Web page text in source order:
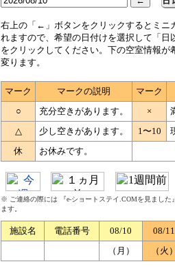
右上の「←」ボタンをクリックするとミニ
れますので、希望の日付けを選択して「日
をクリックしてください。下の空室情報が
変ります。
マーク マークの説明
マーク
○
充分空きがあります。 ×
△
少し空きがあります。 1〜10
休
お休みです。
※ ご連絡の際には 『e-ショートステイ.COMを見まし
ます。
施設名 電話番号 08/10
08/11
（月）
（火